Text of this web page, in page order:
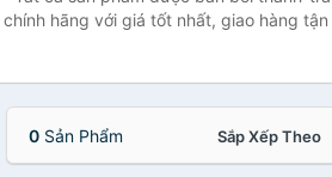
chính hãng với giá tốt nhất, giao hàng
0 Sản Phẩm Sắp Xếp Theo